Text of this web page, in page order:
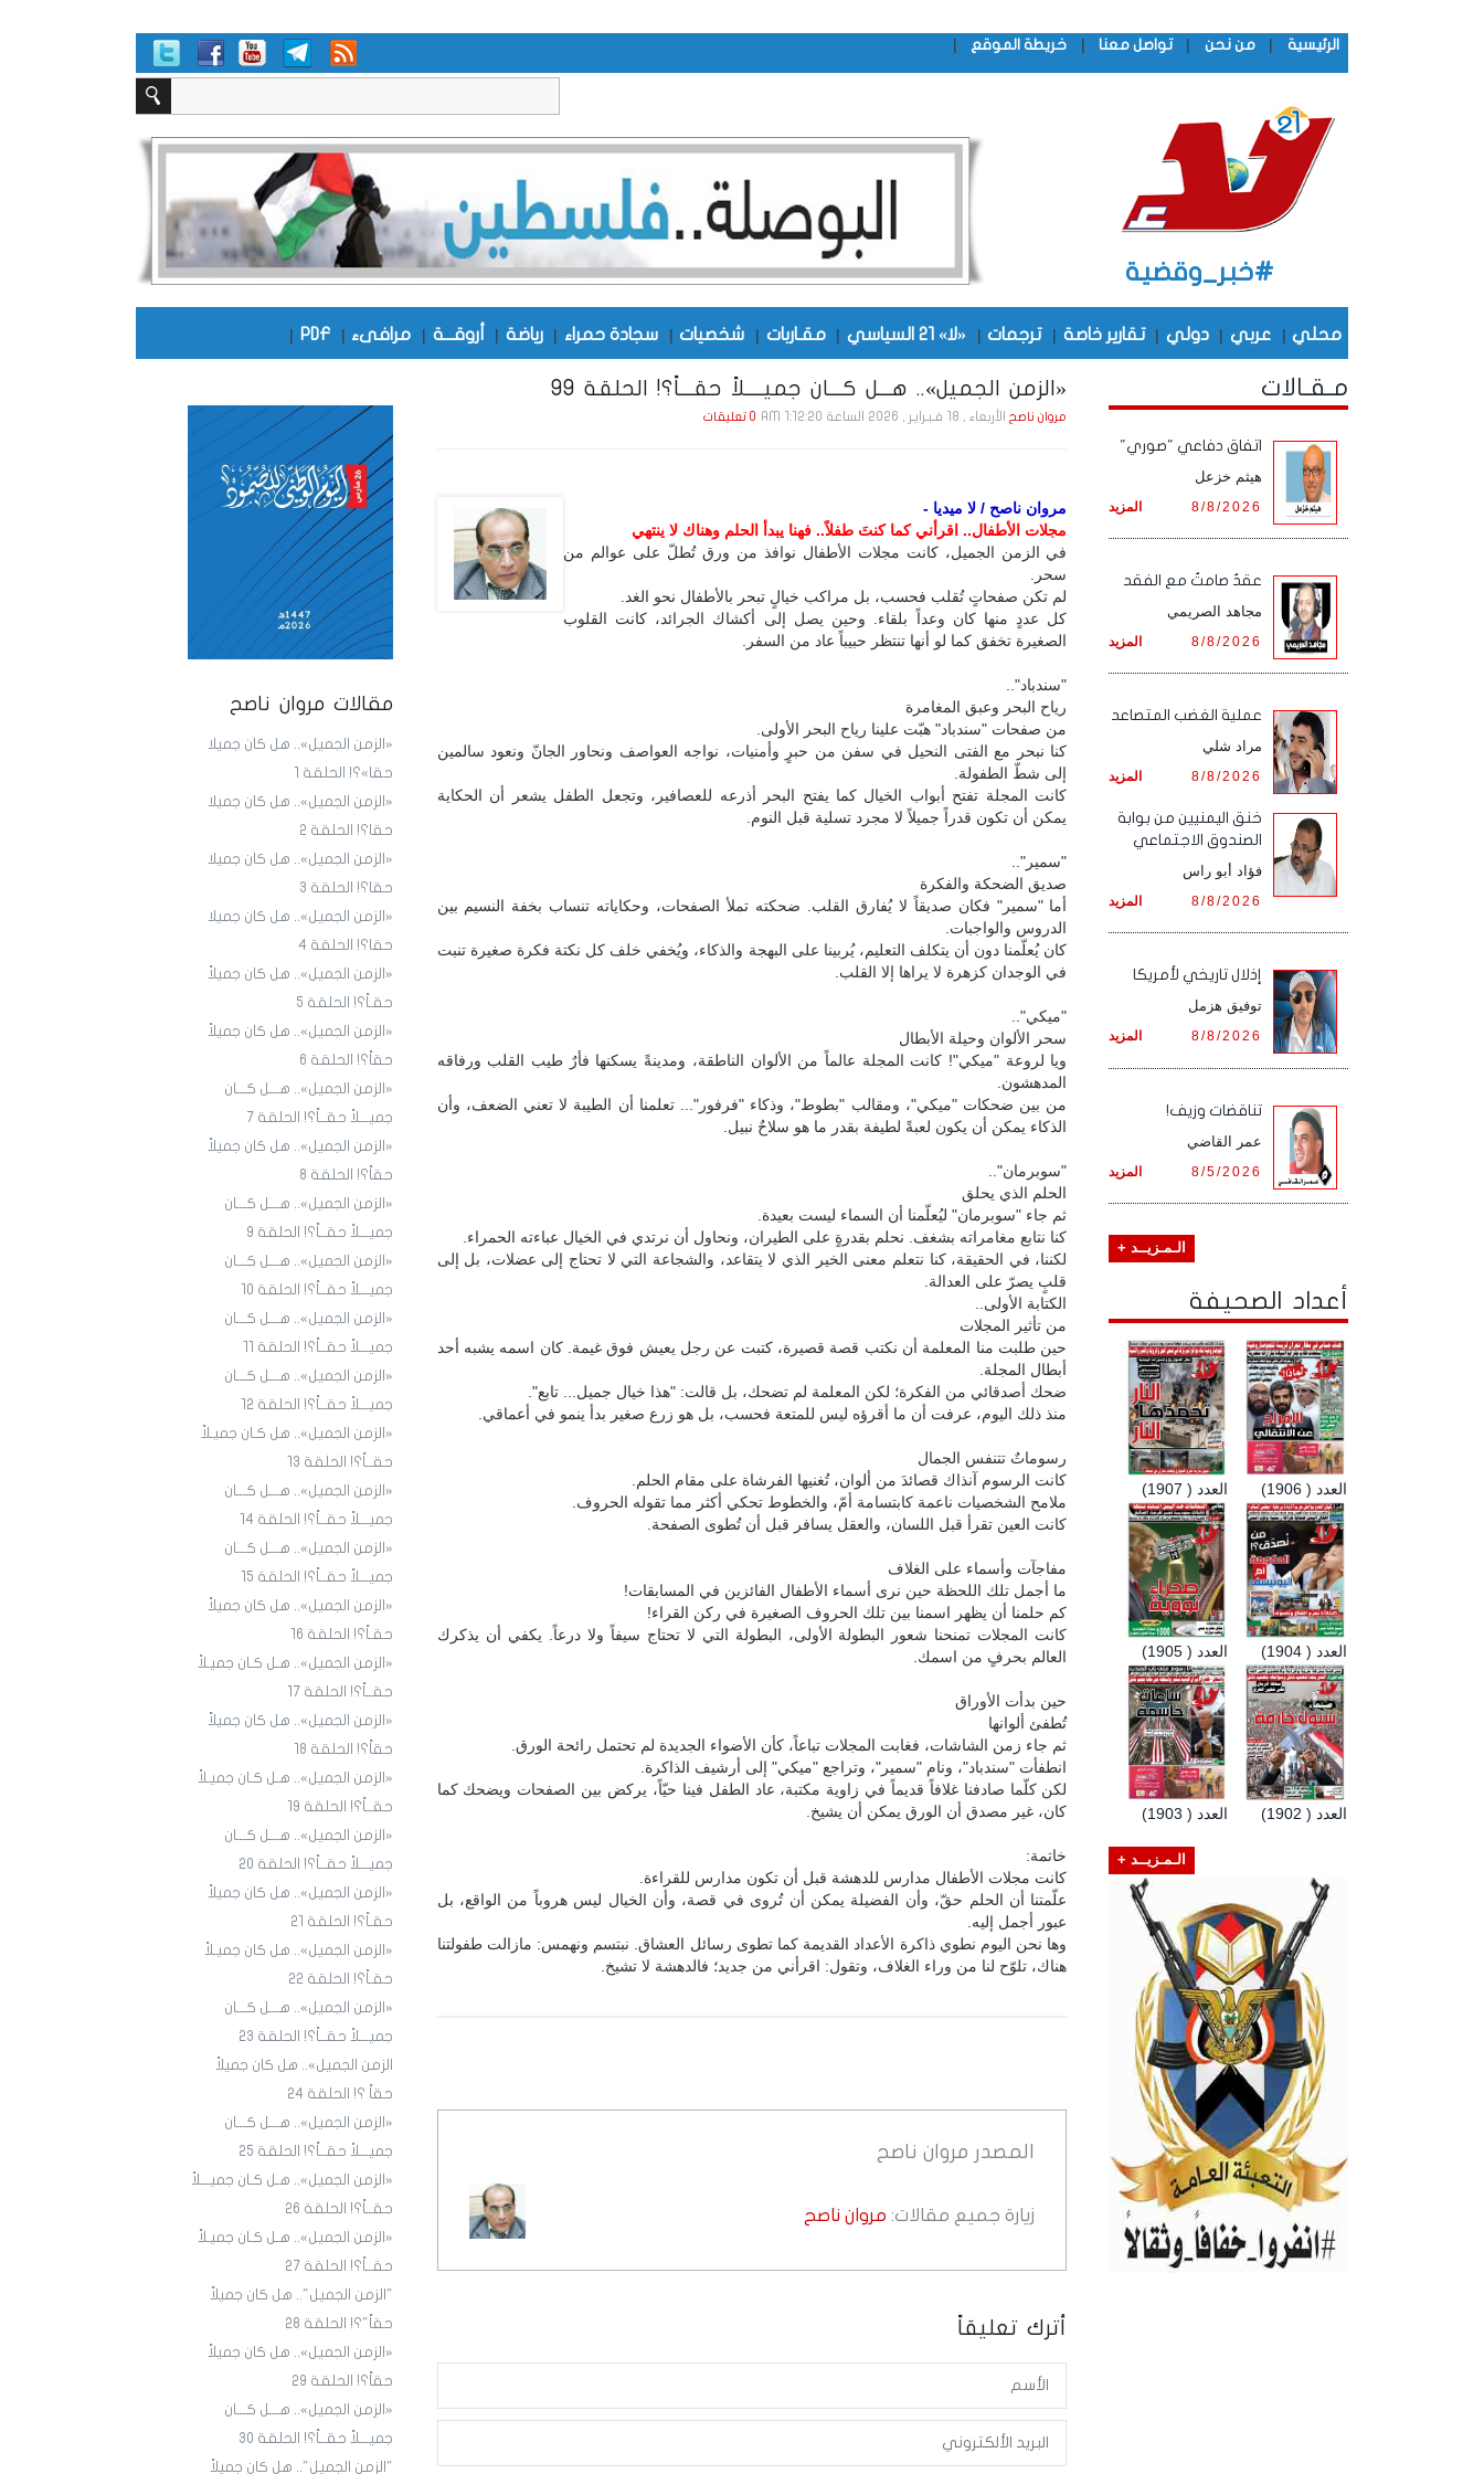
الرئيسية | من نحن | تواصل معنا | خريطة الموقع |
#خبر_وقضية
محلي | عربي | دولي | تقارير خاصة | ترجمات | «لا» 21 السياسي | مقـاربات | شخصيات | سجادة حمراء | رياضة | أروقـــة | مرافىء |
PDF
|
مقالات مروان ناصح
«الزمن الجميل».. هل كان جميلا
حقا»؟! الحلقة 1
«الزمن الجميل».. هل كان جميلا
حقا؟! الحلقة 2
«الزمن الجميل».. هل كان جميلا
حقا؟! الحلقة 3
«الزمن الجميل».. هل كان جميلا
حقا؟! الحلقة 4
«الزمن الجميل».. هل كان جميلاً
حقـاً؟! الحلقة 5
«الزمن الجميل».. هل كان جميلاً
حقاً؟! الحلقة 6
«الزمن الجميل».. هـــل كـــان
جميـــلاً حقــاً؟! الحلقة 7
«الزمن الجميل».. هل كان جميلاً
حقاً؟! الحلقة 8
«الزمن الجميل».. هـــل كـــان
جميـــلاً حقــاً؟! الحلقة 9
«الزمن الجميل».. هـــل كـــان
جميـــلاً حقــاً؟! الحلقة ١٠
«الزمن الجميل».. هـــل كـــان
جميـــلاً حقــاً؟! الحلقة ١1
«الزمن الجميل».. هـــل كـــان
جميـــلاً حقــاً؟! الحلقة ١2
«الزمن الجميل».. هل كـان جميـلاً
حقــاً؟! الحلقة ١3
«الزمن الجميل».. هـــل كـــان
جميـــلاً حقــاً؟! الحلقة ١4
«الزمن الجميل».. هـــل كـــان
جميـــلاً حقــاً؟! الحلقة 15
«الزمن الجميل».. هل كان جميلاً
حقـاً؟! الحلقة 16
«الزمن الجميل».. هـل كـان جميـلاً
حقــاً؟! الحلقة 17
«الزمن الجميل».. هل كان جميلاً
حقاً؟! الحلقة 18
«الزمن الجميل».. هـل كـان جميـلاً
حقــاً؟! الحلقة 19
«الزمن الجميل».. هـــل كـــان
جميـــلاً حقــاً؟! الحلقة 20
«الزمن الجميل».. هل كان جميلاً
حقـاً؟! الحلقة 21
«الزمن الجميل».. هل كان جميـلاً
حقـاً؟! الحلقة ٢٢
«الزمن الجميل».. هـــل كـــان
جميـــلاً حقــاً؟! الحلقة 23
الزمن الجميل».. هل كان جميلاً
حقاً ؟! الحلقة 24
«الزمن الجميل».. هـــل كـــان
جميـــلاً حقــاً؟! الحلقة 25
«الزمن الجميل».. هـل كـان جميـــلاً
حقــاً؟! الحلقة 26
«الزمن الجميل».. هـل كـان جميـلاً
حقــاً؟! الحلقة 27
"الزمن الجميل".. هل كان جميلاً
حقاً"؟! الحلقة 28
«الزمن الجميل».. هل كان جميلاً
حقاً؟! الحلقة 29
«الزمن الجميل».. هـــل كـــان
جميـــلاً حقــاً؟! الحلقة 30
"الزمن الجميل".. هل كان جميلاً
«الزمن الجميل».. هـــل كـــان جميــــلاً حقـــاً؟! الحلقة 99
مروان ناصحالأربعاء , 18 فـبـرايـر , 2026 الساعة 1:12:20 AM 0 تعليقات
مروان ناصح / لا ميديا -
مجلات الأطفال.. اقرأني كما كنتَ طفلاً.. فهنا يبدأ الحلم وهناك لا ينتهي
في الزمن الجميل، كانت مجلات الأطفال نوافذ من ورق تُطلّ على عوالم من
سحر.
لم تكن صفحاتٍ تُقلب فحسب، بل مراكب خيالٍ تبحر بالأطفال نحو الغد.
كل عددٍ منها كان وعداً بلقاء. وحين يصل إلى أكشاك الجرائد، كانت القلوب
الصغيرة تخفق كما لو أنها تنتظر حبيباً عاد من السفر.
"سندباد"..
رياح البحر وعبق المغامرة
من صفحات "سندباد" هبّت علينا رياح البحر الأولى.
كنا نبحر مع الفتى النحيل في سفن من حبرٍ وأمنيات، نواجه العواصف ونحاور الجانّ ونعود سالمين
إلى شطّ الطفولة.
كانت المجلة تفتح أبواب الخيال كما يفتح البحر أذرعه للعصافير، وتجعل الطفل يشعر أن الحكاية
يمكن أن تكون قدراً جميلاً لا مجرد تسلية قبل النوم.
"سمير"..
صديق الضحكة والفكرة
أما "سمير" فكان صديقاً لا يُفارق القلب. ضحكته تملأ الصفحات، وحكاياته تنساب بخفة النسيم بين
الدروس والواجبات.
كان يُعلّمنا دون أن يتكلف التعليم، يُربينا على البهجة والذكاء، ويُخفي خلف كل نكتة فكرة صغيرة تنبت
في الوجدان كزهرة لا يراها إلا القلب.
"ميكي"..
سحر الألوان وحيلة الأبطال
ويا لروعة "ميكي"! كانت المجلة عالماً من الألوان الناطقة، ومدينةً يسكنها فأرٌ طيب القلب ورفاقه
المدهشون.
من بين ضحكات "ميكي"، ومقالب "بطوط"، وذكاء "فرفور"... تعلمنا أن الطيبة لا تعني الضعف، وأن
الذكاء يمكن أن يكون لعبةً لطيفة بقدر ما هو سلاحٌ نبيل.
"سوبرمان"..
الحلم الذي يحلق
ثم جاء "سوبرمان" ليُعلّمنا أن السماء ليست بعيدة.
كنا نتابع مغامراته بشغف. نحلم بقدرةٍ على الطيران، ونحاول أن نرتدي في الخيال عباءته الحمراء.
لكننا، في الحقيقة، كنا نتعلم معنى الخير الذي لا يتقاعد، والشجاعة التي لا تحتاج إلى عضلات، بل إلى
قلبٍ يصرّ على العدالة.
الكتابة الأولى..
من تأثير المجلات
حين طلبت منا المعلمة أن نكتب قصة قصيرة، كتبت عن رجل يعيش فوق غيمة. كان اسمه يشبه أحد
أبطال المجلة.
ضحك أصدقائي من الفكرة؛ لكن المعلمة لم تضحك، بل قالت: "هذا خيال جميل... تابع".
منذ ذلك اليوم، عرفت أن ما أقرؤه ليس للمتعة فحسب، بل هو زرع صغير بدأ ينمو في أعماقي.
رسوماتٌ تتنفس الجمال
كانت الرسوم آنذاك قصائدَ من ألوان، تُغنيها الفرشاة على مقام الحلم.
ملامح الشخصيات ناعمة كابتسامة أمّ، والخطوط تحكي أكثر مما تقوله الحروف.
كانت العين تقرأ قبل اللسان، والعقل يسافر قبل أن تُطوى الصفحة.
مفاجآت وأسماء على الغلاف
ما أجمل تلك اللحظة حين نرى أسماء الأطفال الفائزين في المسابقات!
كم حلمنا أن يظهر اسمنا بين تلك الحروف الصغيرة في ركن القراء!
كانت المجلات تمنحنا شعور البطولة الأولى، البطولة التي لا تحتاج سيفاً ولا درعاً. يكفي أن يذكرك
العالم بحرفٍ من اسمك.
حين بدأت الأوراق
تُطفئ ألوانها
ثم جاء زمن الشاشات، فغابت المجلات تباعاً، كأن الأضواء الجديدة لم تحتمل رائحة الورق.
انطفأت "سندباد"، ونام "سمير"، وتراجع "ميكي" إلى أرشيف الذاكرة.
لكن كلّما صادفنا غلافاً قديماً في زاوية مكتبة، عاد الطفل فينا حيّاً، يركض بين الصفحات ويضحك كما
كان، غير مصدق أن الورق يمكن أن يشيخ.
خاتمة:
كانت مجلات الأطفال مدارس للدهشة قبل أن تكون مدارس للقراءة.
علّمتنا أن الحلم حقّ، وأن الفضيلة يمكن أن تُروى في قصة، وأن الخيال ليس هروباً من الواقع، بل
عبور أجمل إليه.
وها نحن اليوم نطوي ذاكرة الأعداد القديمة كما تطوى رسائل العشاق. نبتسم ونهمس: مازالت طفولتنا
هناك، تلوّح لنا من وراء الغلاف، وتقول: اقرأني من جديد؛ فالدهشة لا تشيخ.
المصدر مروان ناصح
زيارة جميع مقالات: مروان ناصح
أترك تعليقاً
مـقـالات
اتفاق دفاعي "صوري"
هيثم خزعل
المزيد 8/8/2026
عقدٌ صامتٌ مع الفقد
مجاهد الصريمي
المزيد 8/8/2026
‏عملية الغضب المتصاعد
مراد شلي
المزيد 8/8/2026
خنق اليمنيين من بوابة
الصندوق الاجتماعي
فؤاد أبو راس
المزيد 8/8/2026
إذلال تاريخي لأمريكا
توفيق هزمل
المزيد 8/8/2026
تناقضات وزيف!
عمر القاضي
المزيد 8/5/2026
الـمـزيــد +
أعداد الصحيفة
العدد ( 1907) العدد ( 1906)
العدد ( 1905) العدد ( 1904)
العدد ( 1903) العدد ( 1902)
الـمـزيــد +